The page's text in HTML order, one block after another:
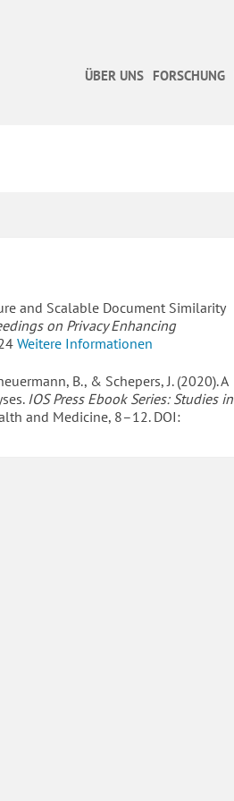
ÜBER UNS FORSCHUNG
and Scalable Document Similarity
on Privacy Enhancing
Weitere Informationen
B., & Schepers, J. (2020). A
IOS Press Ebook Series: Studies in
and Medicine, 8–12. DOI: